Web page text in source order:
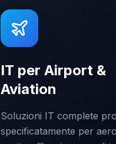
IT per Airport &
Aviation
Soluzioni IT complete
specificatamente per